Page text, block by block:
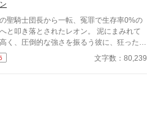
聖騎士団長から一転、冤罪で生存率0%の
と叩き落とされたレオン。 泥にまみれて
く、圧倒的な強さを振るう彼に、狂った執
たちが集結する。
文字数：80,239